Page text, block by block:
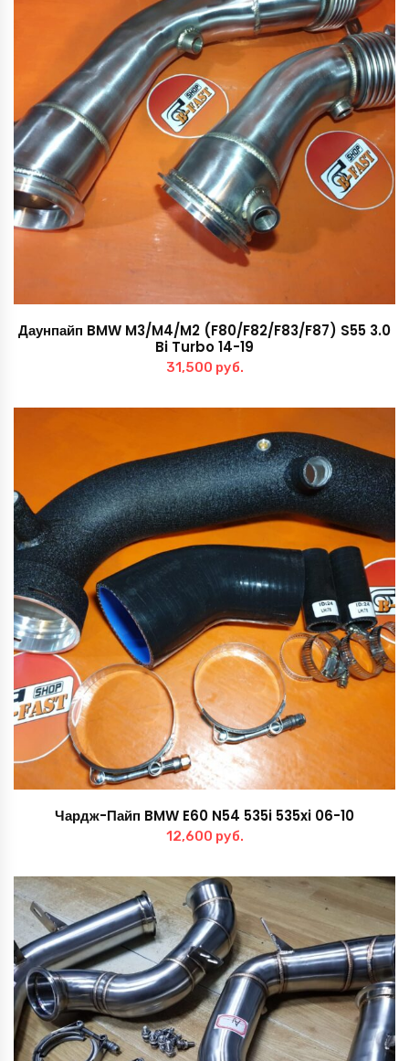
Даунпайп BMW M3/M4/M2 (F80/F82/F83/F87) S55 3.0
Bi Turbo 14-19
31,500 руб.
Чардж-Пайп BMW E60 N54 535i 535xi 06-10
12,600 руб.